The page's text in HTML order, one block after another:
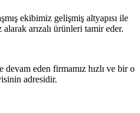
ekibimiz gelişmiş altyapısı ile
arızalı ürünleri tamir eder.
eden firmamız hızlı ve bir o
adresidir.